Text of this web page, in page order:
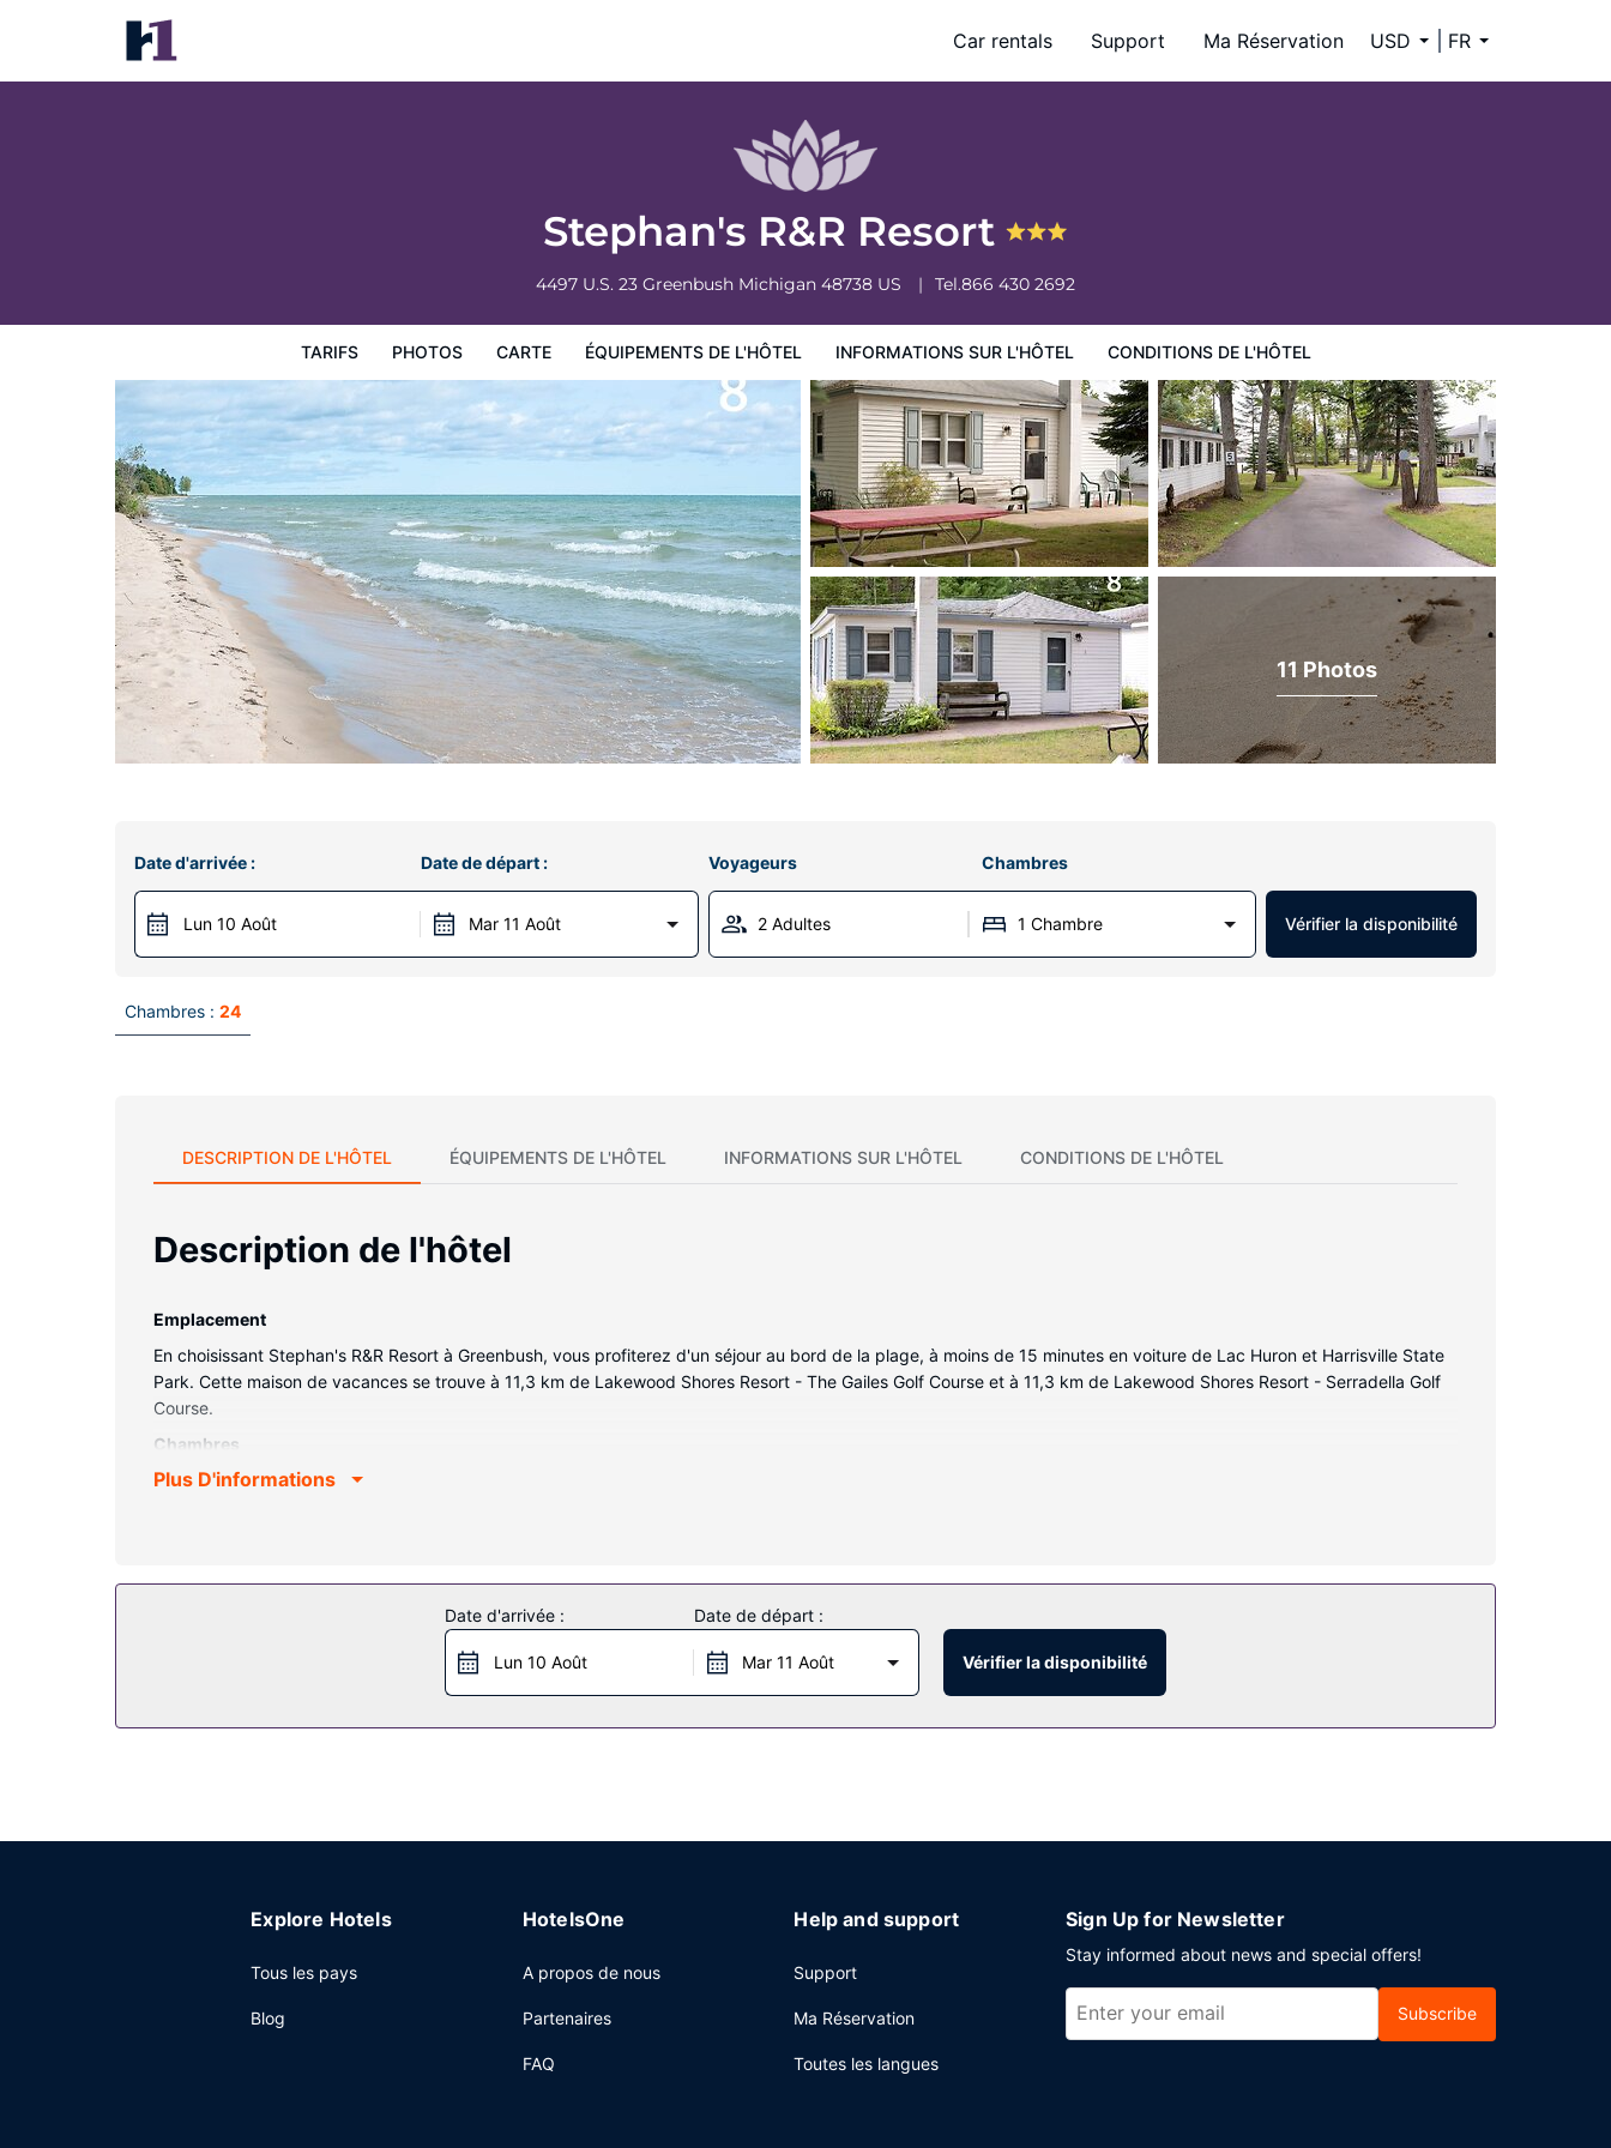
Car rentals Support Ma Réservation USD FR
Stephan's R&R Resort
4497 U.S. 23 Greenbush Michigan 48738 US Tel.866 430 2692
TARIFS PHOTOS CARTE ÉQUIPEMENTS DE L'HÔTEL INFORMATIONS SUR L'HÔTEL CONDITIONS DE L'HÔTEL
Stephan's R&R Resort
Tarifs
11 Photos
Date d'arrivée :
Lun 10 Août
Date de départ :
Mar 11 Août
Voyageurs Chambres
2 Adultes 1 Chambre Vérifier la disponibilité
Chambres : 24
DESCRIPTION DE L'HÔTEL ÉQUIPEMENTS DE L'HÔTEL INFORMATIONS SUR L'HÔTEL CONDITIONS DE L'HÔTEL
Description de l'hôtel
Emplacement
En choisissant Stephan's R&R Resort à Greenbush, vous profiterez d'un séjour au bord de la plage, à moins de 15 minutes en voiture de Lac Huron et Harrisville State
Park. Cette maison de vacances se trouve à 11,3 km de Lakewood Shores Resort - The Gailes Golf Course et à 11,3 km de Lakewood Shores Resort - Serradella Golf
Course.
Chambres
Avec une décoration personnalisée, les 24 chambres de l'hébergement vous invitent à la détente et comprennent un réfrigérateur et une télévision à écran plat.
Profitez des nombreux équipements et services qui caractérisent l'hébergement, notamment l'accès Wi-Fi à Internet gratuit, une aire de pique-nique et des
La réception n'est pas ouverte en continu. Un parking gratuit est disponible dans l'enceinte de l'hébergement.
Plus D'informations
Date d'arrivée :
Lun 10 Août
Date de départ :
Mar 11 Août Vérifier la disponibilité
Explore Hotels
Tous les pays
Blog
HotelsOne
A propos de nous
Partenaires
FAQ
Help and support
Support
Ma Réservation
Toutes les langues
Sign Up for Newsletter
Stay informed about news and special offers!
Subscribe